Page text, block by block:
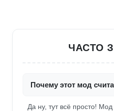
ЧАСТО
Почему этот мод
Да ну, тут всё просто! Мод